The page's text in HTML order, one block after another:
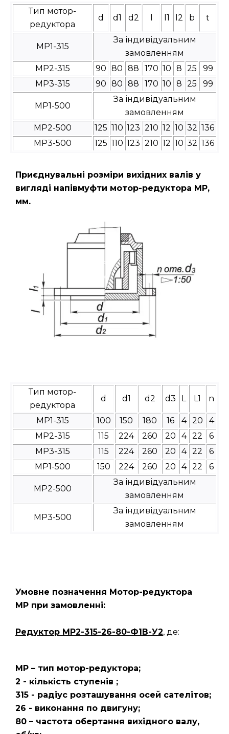
Тип мотор-
редуктора
d d1 d2 l1 l2 b t
МР1-315
За індивідуальним
замовленням
МР2-315
90 80 88 170 10 8 25
99
МР3-315
90 80 88 170 10 8 25 99
МР1-500
За індивідуальним
замовленням
МР2-500
125 110 123 210 12 10 32 136
МР3-500
125 110 123 210 12 10 32 136
Приєднувальні розміри вихідних валів у
вигляді напівмуфти мотор-редуктора МР,
мм.
Тип мотор-
редуктора
d d1 d2 d3 L L1 n
МР1-315 100 150 180 16 4 20
4
МР2-315
115 224 260 20 4 22
6
МР3-315
115 224 260 20 4 22
6
МР1-500
150 224 260 20 4 22 6
МР2-500
За індивідуальним
замовленням
МР3-500
За індивідуальним
замовленням
Умовне позначення Мотор-редуктора
МР при замовленні:
Редуктор МР2-315-26-80-Ф1В-У2, де:
МР – тип мотор-редуктора;
2 - кількість ступенів ;
315 - радіус розташування осей сателітов;
26 - виконання по двигуну;
80 – частота обертання вихідного валу,